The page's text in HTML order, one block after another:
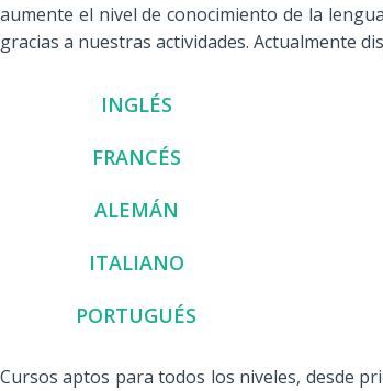
aumente el nivel de conocimiento de la
gracias a nuestras actividades. Actualmente
INGLÉS
FRANCÉS
ALEMÁN
ITALIANO
PORTUGUÉS
Cursos aptos para todos los niveles, desde